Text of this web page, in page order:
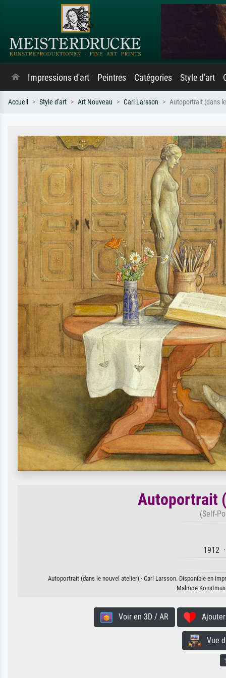
Impressions d'art Peintres Catégories Style d'art
Accueil Style d'art Art Nouveau Carl Larsson Autoportrait (dans
Autoportrait
(Self-
1912
Autoportrait (dans le nouvel atelier) · Carl Larsson. Disponible en
Malmoe
Voir en 3D / AR
Vue